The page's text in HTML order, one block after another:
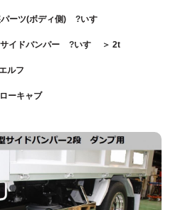
ーツ(ボディ側) いすゞ
サイドバンパー いすゞ ＞ 2t
ルフ
ーキャブ